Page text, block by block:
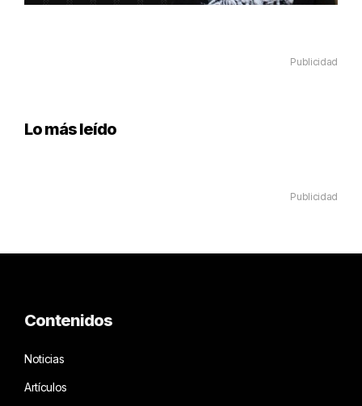
Publicidad
Lo más leído
Publicidad
Contenidos
Noticias
Artículos